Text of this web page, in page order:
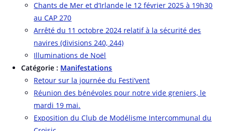
Chants de Mer et d’Irlande le 12 février 2025 à 19h30
au CAP 270
Arrêté du 11 octobre 2024 relatif à la sécurité des
navires (divisions 240, 244)
Illuminations de Noël
Catégorie : Manifestations
Retour sur la journée du Festi’vent
Réunion des bénévoles pour notre vide greniers, le
mardi 19 mai.
Exposition du Club de Modélisme Intercommunal du